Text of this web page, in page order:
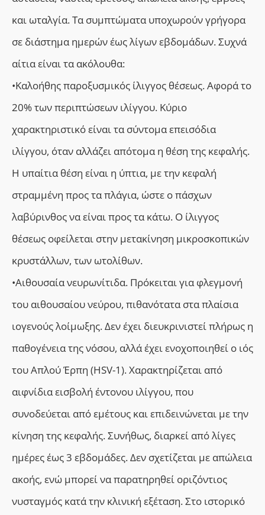
και ωταλγία. Τα συμπτώματα υποχωρούν γρήγορα
σε διάστημα ημερών έως λίγων εβδομάδων. Συχνά
αίτια είναι τα ακόλουθα:
•Καλοήθης παροξυσμικός ίλιγγος θέσεως. Αφορά το
20% των περιπτώσεων ιλίγγου. Κύριο
χαρακτηριστικό είναι τα σύντομα επεισόδια
ιλίγγου, όταν αλλάζει απότομα η θέση της κεφαλής.
Η υπαίτια θέση είναι η ύπτια, με την κεφαλή
στραμμένη προς τα πλάγια, ώστε ο πάσχων
λαβύρινθος να είναι προς τα κάτω. Ο ίλιγγος
θέσεως οφείλεται στην μετακίνηση μικροσκοπικών
κρυστάλλων, των ωτολίθων.
•Αιθουσαία νευρωνίτιδα. Πρόκειται για φλεγμονή
του αιθουσαίου νεύρου, πιθανότατα στα πλαίσια
ιογενούς λοίμωξης. Δεν έχει διευκρινιστεί πλήρως η
παθογένεια της νόσου, αλλά έχει ενοχοποιηθεί ο ιός
του Απλού Έρπη (HSV-1). Χαρακτηρίζεται από
αιφνίδια εισβολή έντονου ιλίγγου, που
συνοδεύεται από εμέτους και επιδεινώνεται με την
κίνηση της κεφαλής. Συνήθως, διαρκεί από λίγες
ημέρες έως 3 εβδομάδες. Δεν σχετίζεται με απώλεια
ακοής, ενώ μπορεί να παρατηρηθεί οριζόντιος
νυσταγμός κατά την κλινική εξέταση. Στο ιστορικό